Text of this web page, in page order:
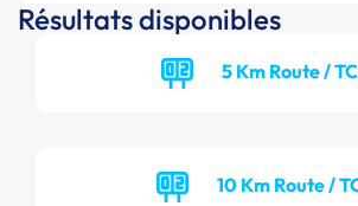
Résultats disponibles
5 Km Route /
10 Km Route /